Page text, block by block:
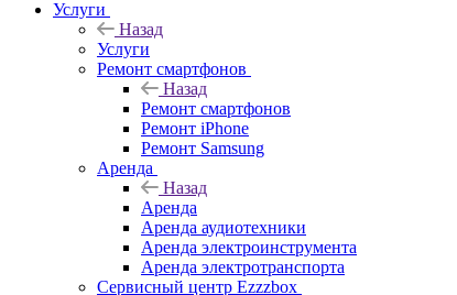
Услуги
Назад
Услуги
Ремонт смартфонов
Назад
Ремонт смартфонов
Ремонт iPhone
Ремонт Samsung
Аренда
Назад
Аренда
Аренда аудиотехники
Аренда электроинструмента
Аренда электротранспорта
Сервисный центр Ezzzbox